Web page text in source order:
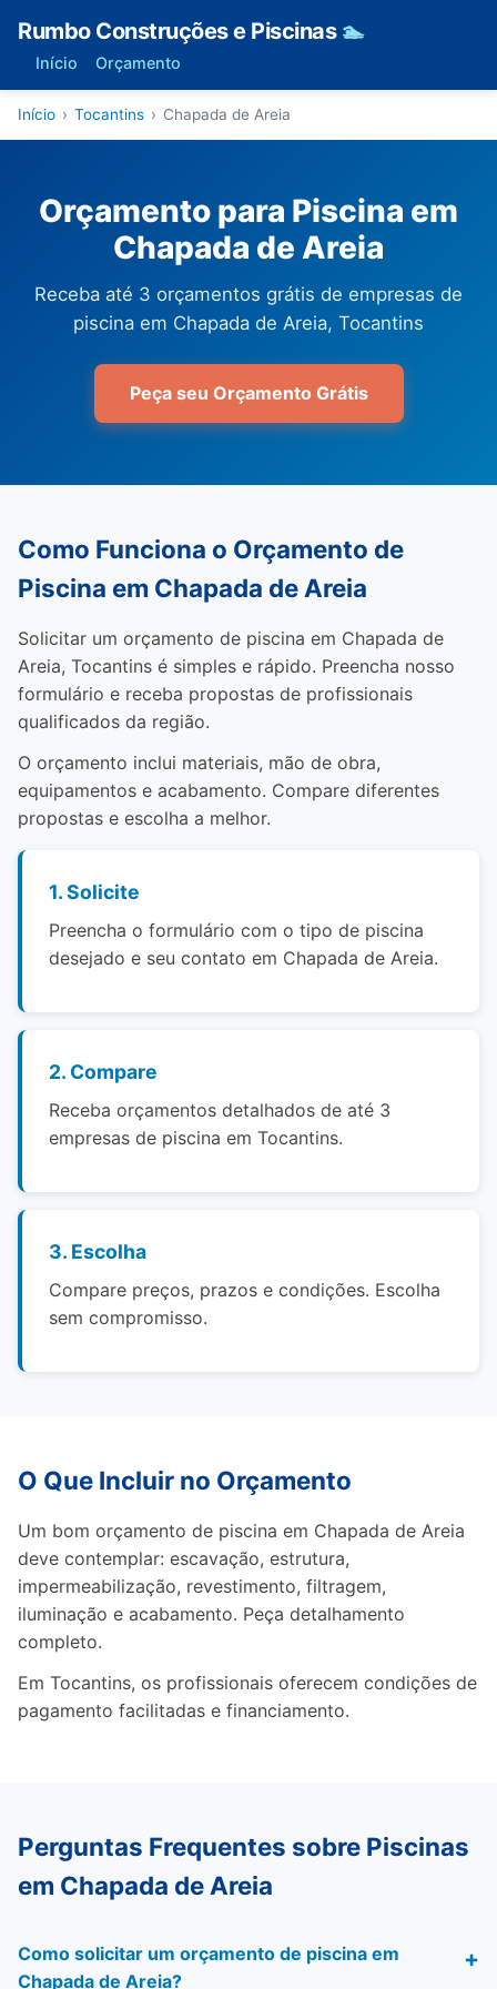
Rumbo Construções e Piscinas 🏊
Início Orçamento
Início › Tocantins › Chapada de Areia
Orçamento para Piscina em
Chapada de Areia
Receba até 3 orçamentos grátis de empresas de
piscina em Chapada de Areia, Tocantins
Peça seu Orçamento Grátis
Como Funciona o Orçamento de
Piscina em Chapada de Areia
Solicitar um orçamento de piscina em Chapada de
Areia, Tocantins é simples e rápido. Preencha nosso
formulário e receba propostas de profissionais
qualificados da região.
O orçamento inclui materiais, mão de obra,
equipamentos e acabamento. Compare diferentes
propostas e escolha a melhor.
1. Solicite
Preencha o formulário com o tipo de piscina
desejado e seu contato em Chapada de Areia.
2. Compare
Receba orçamentos detalhados de até 3
empresas de piscina em Tocantins.
3. Escolha
Compare preços, prazos e condições. Escolha
sem compromisso.
O Que Incluir no Orçamento
Um bom orçamento de piscina em Chapada de Areia
deve contemplar: escavação, estrutura,
impermeabilização, revestimento, filtragem,
iluminação e acabamento. Peça detalhamento
completo.
Em Tocantins, os profissionais oferecem condições de
pagamento facilitadas e financiamento.
Perguntas Frequentes sobre Piscinas
em Chapada de Areia
Como solicitar um orçamento de piscina em
Chapada de Areia?